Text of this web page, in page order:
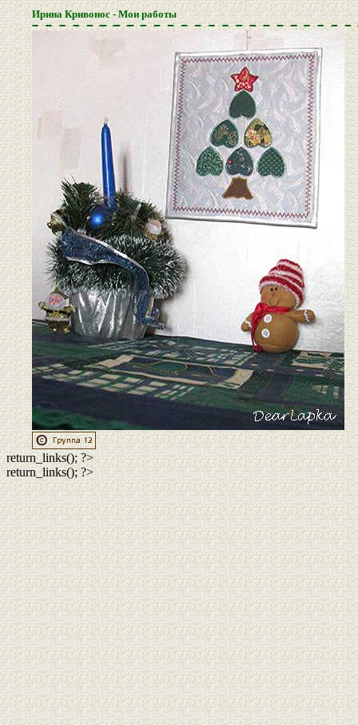
Ирина Кривонос - Мои работы
return_links(); ?>
return_links(); ?>